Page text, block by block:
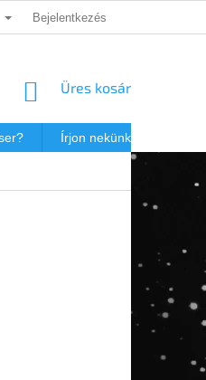
POSTAKÖLTSÉG
Bejelentkezés
KOSÁR
Üres kosár
Írjon nekünk